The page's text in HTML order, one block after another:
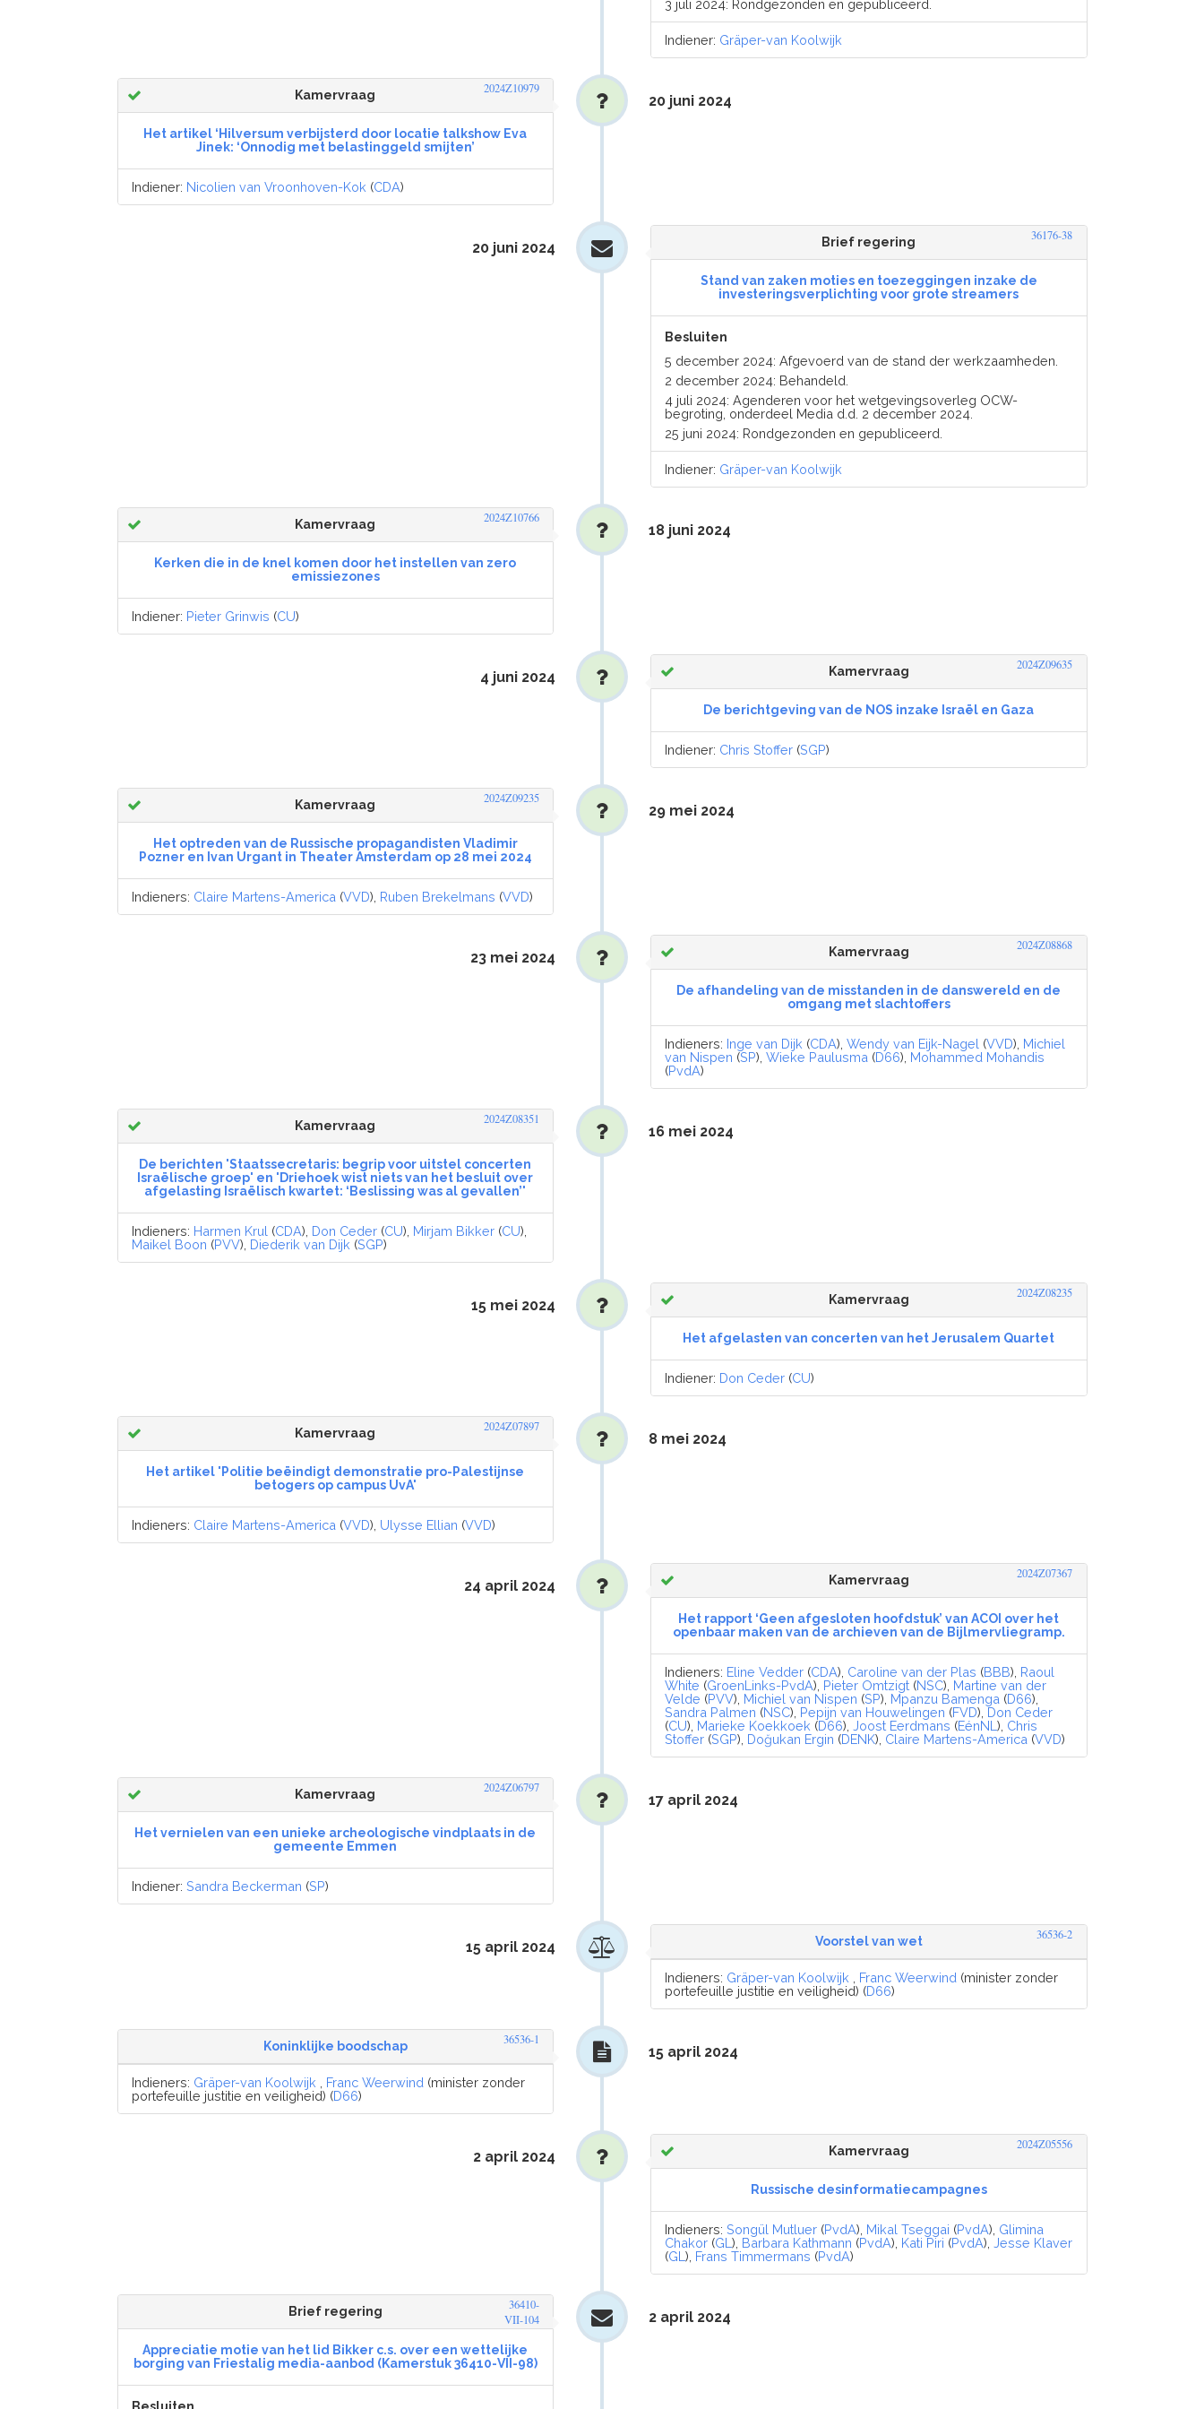
3 juli 2024: Rondgezonden en gepubliceerd.
Indiener: Gräper-van Koolwijk
Kamervraag 2024Z10979
Het artikel ‘Hilversum verbijsterd door locatie talkshow Eva
Jinek: ‘Onnodig met belastinggeld smijten’
Indiener: Nicolien van Vroonhoven-Kok (CDA)
20 juni 2024
Brief regering 36176-38
Stand van zaken moties en toezeggingen inzake de
investeringsverplichting voor grote streamers
Besluiten
5 december 2024: Afgevoerd van de stand der werkzaamheden.
2 december 2024: Behandeld.
4 juli 2024: Agenderen voor het wetgevingsoverleg OCW-
begroting, onderdeel Media d.d. 2 december 2024.
25 juni 2024: Rondgezonden en gepubliceerd.
Indiener: Gräper-van Koolwijk
20 juni 2024
Kamervraag 2024Z10766
Kerken die in de knel komen door het instellen van zero
emissiezones
Indiener: Pieter Grinwis (CU)
18 juni 2024
Kamervraag 2024Z09635
De berichtgeving van de NOS inzake Israël en Gaza
Indiener: Chris Stoffer (SGP)
4 juni 2024
Kamervraag 2024Z09235
Het optreden van de Russische propagandisten Vladimir
Pozner en Ivan Urgant in Theater Amsterdam op 28 mei 2024
Indieners: Claire Martens-America (VVD), Ruben Brekelmans (VVD)
29 mei 2024
Kamervraag 2024Z08868
De afhandeling van de misstanden in de danswereld en de
omgang met slachtoffers
Indieners: Inge van Dijk (CDA),Wendy van Eijk-Nagel (VVD), Michiel
van Nispen (SP),Wieke Paulusma (D66), Mohammed Mohandis
(PvdA)
23 mei 2024
Kamervraag 2024Z08351
De berichten 'Staatssecretaris: begrip voor uitstel concerten
Israëlische groep' en 'Driehoek wist niets van het besluit over
afgelasting Israëlisch kwartet: ‘Beslissing was al gevallen’'
Indieners: Harmen Krul (CDA), Don Ceder(CU), Mirjam Bikker(CU),
Maikel Boon (PVV), Diederik van Dijk (SGP)
16 mei 2024
Kamervraag 2024Z08235
Het afgelasten van concerten van het Jerusalem Quartet
Indiener: Don Ceder (CU)
15 mei 2024
Kamervraag 2024Z07897
Het artikel 'Politie beëindigt demonstratie pro-Palestijnse
betogers op campus UvA'
Indieners: Claire Martens-America (VVD), Ulysse Ellian (VVD)
8 mei 2024
Kamervraag 2024Z07367
Het rapport ‘Geen afgesloten hoofdstuk’ van ACOI over het
openbaar maken van de archieven van de Bijlmervliegramp.
Indieners: Eline Vedder (CDA), Caroline van der Plas (BBB), Raoul
White (GroenLinks-PvdA), Pieter Omtzigt (NSC), Martine van der
Velde (PVV), Michiel van Nispen (SP), Mpanzu Bamenga (D66),
Sandra Palmen (NSC), Pepijn van Houwelingen (FVD), Don Ceder
(CU), Marieke Koekkoek (D66),Joost Eerdmans (EénNL), Chris
Stoffer (SGP), Doğukan Ergin (DENK), Claire Martens-America (VVD)
24 april 2024
Kamervraag 2024Z06797
Het vernielen van een unieke archeologische vindplaats in de
gemeente Emmen
Indiener: Sandra Beckerman (SP)
17 april 2024
Voorstel van wet 36536-2
Indieners: Gräper-van Koolwijk Franc Weerwind (minister zonder
portefeuille justitie en veiligheid) (D66)
15 april 2024
Koninklijke boodschap 36536-1
Indieners: Gräper-van Koolwijk Franc Weerwind (minister zonder
portefeuille justitie en veiligheid) (D66)
15 april 2024
Kamervraag 2024Z05556
Russische desinformatiecampagnes
Indieners:Songül Mutluer (PvdA), Mikal Tseggai (PvdA), Glimina
Chakor (GL), Barbara Kathmann (PvdA), Kati Piri (PvdA),Jesse Klaver
(GL), Frans Timmermans (PvdA)
2 april 2024
Brief regering
36410-
VII-104
Appreciatie motie van het lid Bikker c.s. over een wettelijke
borging van Friestalig media-aanbod (Kamerstuk 36410-VII-98)
2 april 2024